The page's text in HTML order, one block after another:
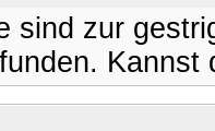
sind zur